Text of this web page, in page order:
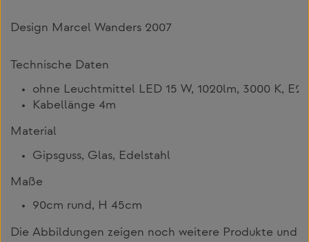
Design Marcel Wanders 2007
Technische Daten
ohne Leuchtmittel LED 15 W, 1020lm, 3000 K, E27
Kabellänge 4m
Material
Gipsguss, Glas, Edelstahl
Maße
90cm rund, H 45cm
Die Abbildungen zeigen noch weitere Produkte und